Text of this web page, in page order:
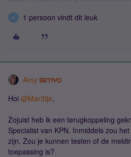
M 1 persoon vindt dit leuk
Amy
Hoi @Mar3tje,
Zojuist heb ik een terugkoppeling
Specialist van KPN. Inmiddels zou
zijn. Zou je kunnen testen of de
toepassing is?